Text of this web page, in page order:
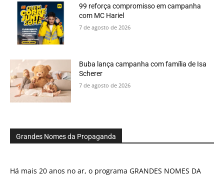
99 reforça compromisso em campanha
com MC Hariel
7 de agosto de 2026
Buba lança campanha com família de Isa
Scherer
7 de agosto de 2026
Grandes Nomes da Propaganda
Há mais 20 anos no ar, o programa GRANDES NOMES DA